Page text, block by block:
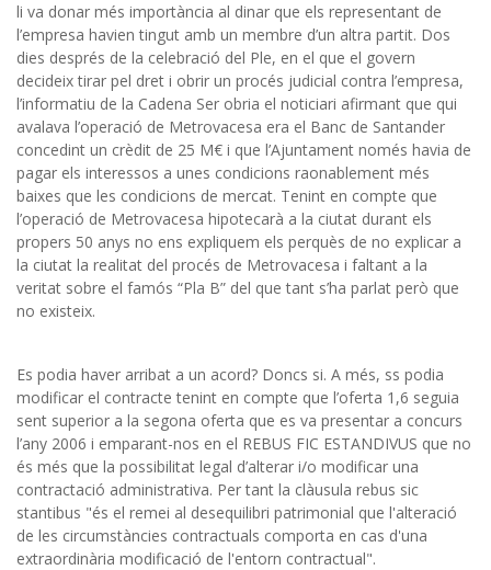
li va donar més importància al dinar que els representant de
l’empresa havien tingut amb un membre d’un altra partit. Dos
dies després de la celebració del Ple, en el que el govern
decideix tirar pel dret i obrir un procés judicial contra l’empresa,
l’informatiu de la Cadena Ser obria el noticiari afirmant que qui
avalava l’operació de Metrovacesa era el Banc de Santander
concedint un crèdit de 25 M€ i que l’Ajuntament només havia de
pagar els interessos a unes condicions raonablement més
baixes que les condicions de mercat. Tenint en compte que
l’operació de Metrovacesa hipotecarà a la ciutat durant els
propers 50 anys no ens expliquem els perquès de no explicar a
la ciutat la realitat del procés de Metrovacesa i faltant a la
veritat sobre el famós “Pla B” del que tant s’ha parlat però que
no existeix.
Es podia haver arribat a un acord? Doncs si. A més, ss podia
modificar el contracte tenint en compte que l’oferta 1,6 seguia
sent superior a la segona oferta que es va presentar a concurs
l’any 2006 i emparant-nos en el REBUS FIC ESTANDIVUS que no
és més que la possibilitat legal d’alterar i/o modificar una
contractació administrativa. Per tant la clàusula rebus sic
stantibus "és el remei al desequilibri patrimonial que l'alteració
de les circumstàncies contractuals comporta en cas d'una
extraordinària modificació de l'entorn contractual".